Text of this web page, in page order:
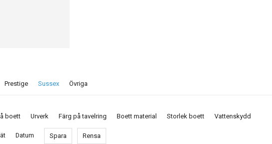
Prestige Sussex Övriga
boett Urverk Färg på tavelring Boett material Storlek boett Vattenskydd
Datum Spara Rensa